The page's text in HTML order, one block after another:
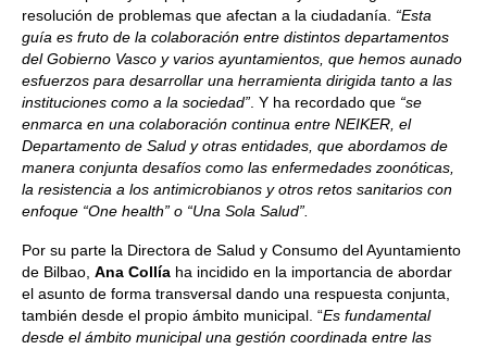
resolución de problemas que afectan a la ciudadanía. “Esta
guía es fruto de la colaboración entre distintos departamentos
del Gobierno Vasco y varios ayuntamientos, que hemos aunado
esfuerzos para desarrollar una herramienta dirigida tanto a las
instituciones como a la sociedad” . Y ha recordado que “se
enmarca en una colaboración continua entre NEIKER, el
Departamento de Salud y otras entidades, que abordamos de
manera conjunta desafíos como las enfermedades zoonóticas,
la resistencia a los antimicrobianos y otros retos sanitarios con
enfoque “One health” o “Una Sola Salud”.
Por su parte la Directora de Salud y Consumo del Ayuntamiento
de Bilbao, Ana Collía ha incidido en la importancia de abordar
el asunto de forma transversal dando una respuesta conjunta,
también desde el propio ámbito municipal. “Es fundamental
desde el ámbito municipal una gestión coordinada entre las